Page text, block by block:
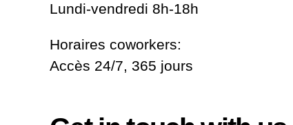
Lundi-vendredi 8h-18h
Horaires coworkers:
Accès 24/7, 365 jours